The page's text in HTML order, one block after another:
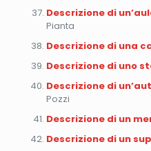
Descrizione di
Pianta
Descrizione di una
Descrizione di uno
Descrizione di
Pozzi
Descrizione di un
Descrizione di un